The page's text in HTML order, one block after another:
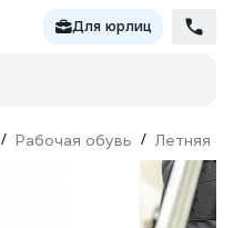
Для юрлиц
/ Рабочая обувь / Летняя